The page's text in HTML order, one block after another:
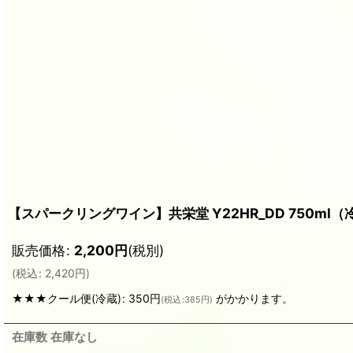
【スパークリングワイン】共栄堂 Y22HR_DD 750ml（
販売価格: 2,200円(税別)
(税込: 2,420円)
★★★クール便(冷蔵): 350円(税込 :385円) がかかります。
在庫数 在庫なし